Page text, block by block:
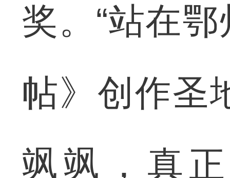
奖。“站在
帖》创作圣
飒飒，真